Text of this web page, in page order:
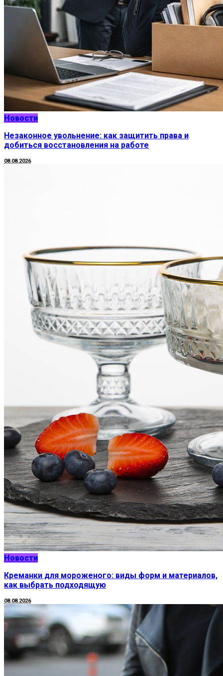
Новости
Незаконное увольнение: как защитить права и
добиться восстановления на работе
08.08.2026
Новости
Креманки для мороженого: виды форм и материалов,
как выбрать подходящую
08.08.2026